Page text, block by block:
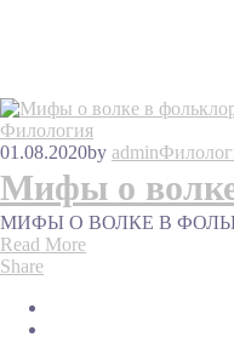
Филология
01.08.2020by admin
Мифы о волке
МИФЫ О ВОЛКЕ В
Read More
Share